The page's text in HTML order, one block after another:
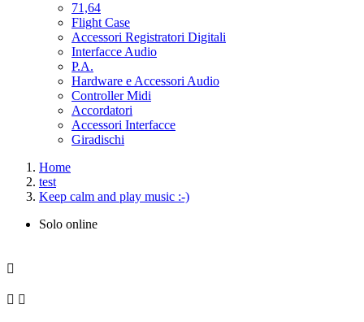
71,64
Flight Case
Accessori Registratori Digitali
Interfacce Audio
P.A.
Hardware e Accessori Audio
Controller Midi
Accordatori
Accessori Interfacce
Giradischi
Home
test
Keep calm and play music :-)
Solo online

 